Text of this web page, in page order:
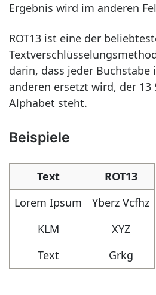
Ergebnis wird im anderen
ROT13 ist eine der
darin, dass jeder Buchstabe
anderen ersetzt wird, der
Alphabet steht.
Beispiele
Text
ROT13
Lorem Ipsum
Yberz Vcfhz
KLM
XYZ
Text
Grkg